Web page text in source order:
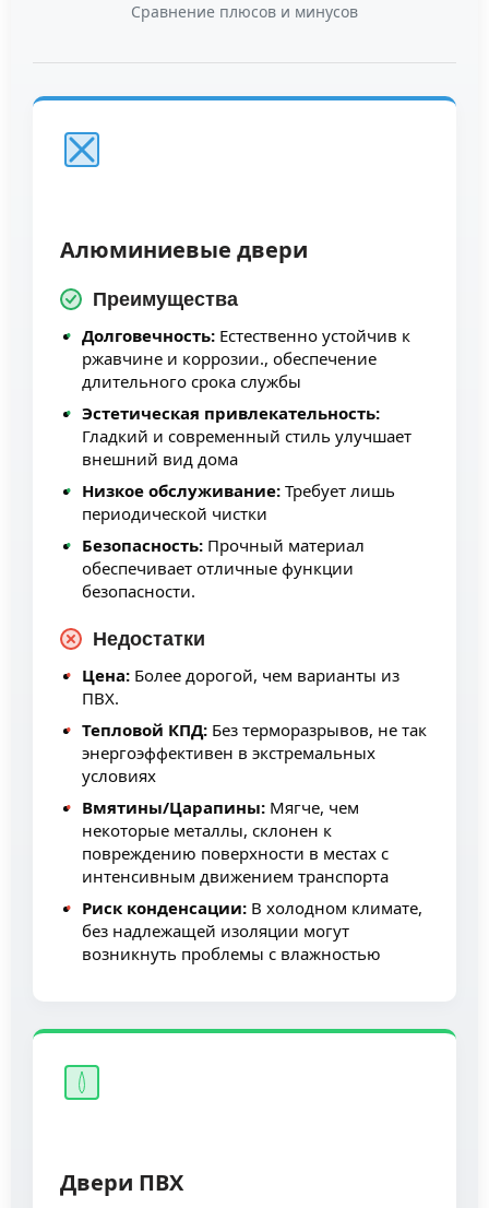
Сравнение плюсов и минусов
Алюминиевые двери
Преимущества
Долговечность: Естественно устойчив к
ржавчине и коррозии., обеспечение
длительного срока службы
Эстетическая привлекательность:
Гладкий и современный стиль улучшает
внешний вид дома
Низкое обслуживание: Требует лишь
периодической чистки
Безопасность: Прочный материал
обеспечивает отличные функции
безопасности.
Недостатки
Цена: Более дорогой, чем варианты из
ПВХ.
Тепловой КПД: Без терморазрывов, не так
энергоэффективен в экстремальных
условиях
Вмятины/Царапины: Мягче, чем
некоторые металлы, склонен к
повреждению поверхности в местах с
интенсивным движением транспорта
Риск конденсации: В холодном климате,
без надлежащей изоляции могут
возникнуть проблемы с влажностью
Двери ПВХ